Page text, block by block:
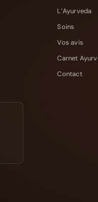
L’Ayurveda
Soins
Vos avis
Carnet
Contact